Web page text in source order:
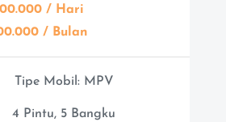
/ Hari
/ Bulan
Tipe Mobil: MPV
4 Pintu, 5 Bangku